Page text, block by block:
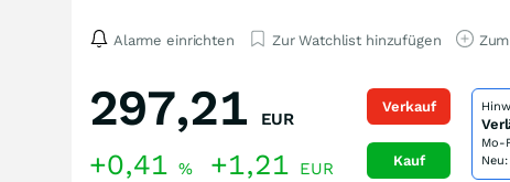
Alarme einrichten Zur Watchlist hinzufügen
297,21 EUR
+0,41 % +1,21 EUR
Verkauf
Kauf
Mo-